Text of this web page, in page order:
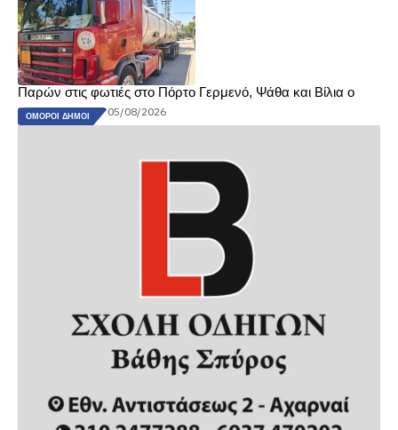
Παρών στις φωτιές στο Πόρτο Γερμενό, Ψάθα και Βίλια ο
ΌΜΟΡΟΙ ΔΉΜΟΙ 05/08/2026